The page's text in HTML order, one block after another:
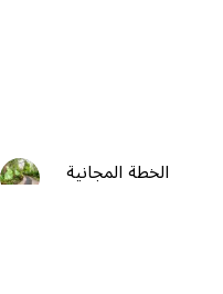
الخطة المجانية